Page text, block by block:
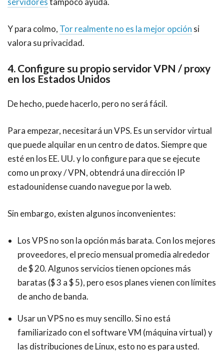
Y para colmo, Tor realmente no es la mejor opción si
valora su privacidad.
4. Configure su propio servidor VPN / proxy
en los Estados Unidos
De hecho, puede hacerlo, pero no será fácil.
Para empezar, necesitará un VPS. Es un servidor virtual
que puede alquilar en un centro de datos. Siempre que
esté en los EE. UU. y lo configure para que se ejecute
como un proxy / VPN, obtendrá una dirección IP
estadounidense cuando navegue por la web.
Sin embargo, existen algunos inconvenientes:
Los VPS no son la opción más barata. Con los mejores
proveedores, el precio mensual promedia alrededor
de $ 20. Algunos servicios tienen opciones más
baratas ($ 3 a $ 5), pero esos planes vienen con límites
de ancho de banda.
Usar un VPS no es muy sencillo. Si no está
familiarizado con el software VM (máquina virtual) y
las distribuciones de Linux, esto no es para usted.